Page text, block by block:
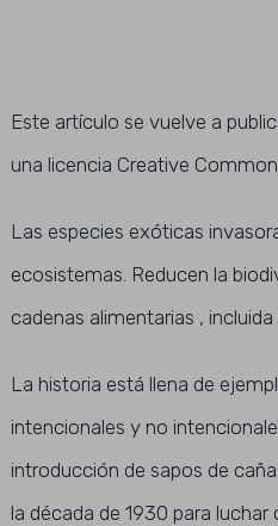
Este artículo se vuelve a
una licencia Creative
Las especies exóticas
ecosistemas. Reducen la
cadenas alimentarias , incluida
La historia está llena de
intencionales y no
introducción de sapos de
la década de 1930 para